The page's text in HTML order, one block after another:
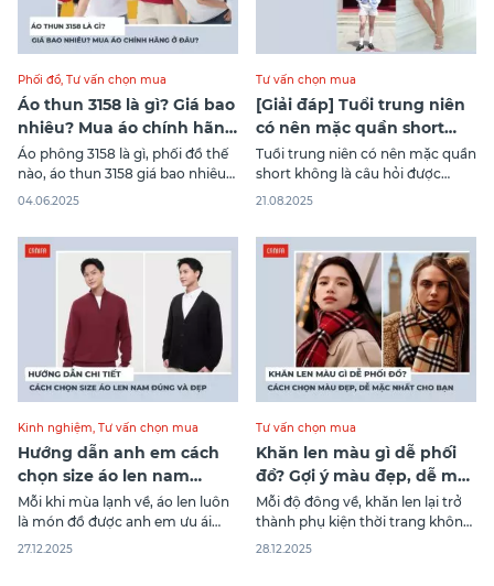
Phối đồ Tư vấn chọn mua
Áo thun 3158 là gì? Giá bao
nhiêu? Mua áo chính hãng
ở đâu?
Áo phông 3158 là gì, phối đồ thế
nào, áo thun 3158 giá bao nhiêu
và địa chỉ tin cậy nào để mua áo
trả lời nhé!
04.06.2025
Tư vấn chọn mua
[Giải đáp] Tuổi trung niên
có nên mặc quần short
không?
Tuổi trung niên có nên mặc quần
short không là câu hỏi được
nhiều người quan tâm khi muốn
quần short không chỉ mang lại
sự thoải mái mà còn giúp giữ nét
thanh lịch đúng độ
21.08.2025
Kinh nghiệm Tư vấn chọn mua
Hướng dẫn anh em cách
chọn size áo len nam
chuẩn và đẹp
Mỗi khi mùa lạnh về, áo len luôn
là món đồ được anh em ưu ái
hàng đầu bởi sự ấm áp, dễ phối
27.12.2025
Tư vấn chọn mua
Khăn len màu gì dễ phối
đồ? Gợi ý màu đẹp, dễ mặc
nhất cho bạn
Mỗi độ đông về, khăn len lại trở
thành phụ kiện thời trang không
thể thiếu mỗi khi ra đường.
28.12.2025